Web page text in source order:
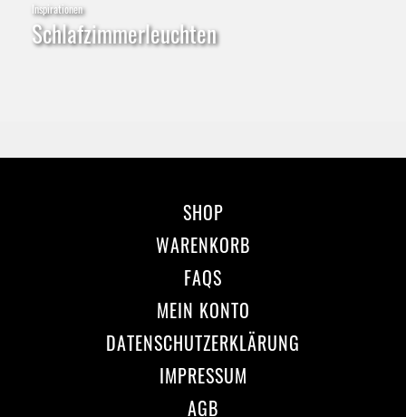
Inspirationen
Schlafzimmerleuchten
SHOP
WARENKORB
FAQS
MEIN KONTO
DATENSCHUTZERKLÄRUNG
IMPRESSUM
AGB